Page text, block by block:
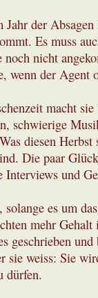
Jahr der
Es muss
nicht
wenn der
macht
schwierige
diesen
Die paar
Interviews und
solange es um
mehr
geschrieben
sie weiss: Sie
dürfen.